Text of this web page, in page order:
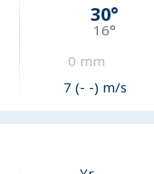
30°
16°
0 mm
7 (- -) m/s